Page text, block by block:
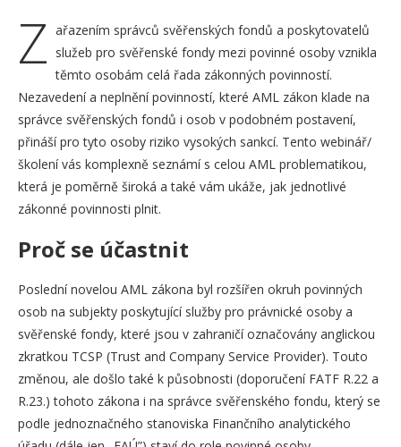
Z ařazením správců svěřenských fondů a poskytovatelů
služeb pro svěřenské fondy mezi povinné osoby vznikla
těmto osobám celá řada zákonných povinností.
Nezavedení a neplnění povinností, které AML zákon klade na
správce svěřenských fondů i osob v podobném postavení,
přináší pro tyto osoby riziko vysokých sankcí. Tento webinář/
školení vás komplexně seznámí s celou AML problematikou,
která je poměrně široká a také vám ukáže, jak jednotlivé
zákonné povinnosti plnit.
Proč se účastnit
Poslední novelou AML zákona byl rozšířen okruh povinných
osob na subjekty poskytující služby pro právnické osoby a
svěřenské fondy, které jsou v zahraničí označovány anglickou
zkratkou TCSP (Trust and Company Service Provider). Touto
změnou, ale došlo také k působnosti (doporučení FATF R.22 a
R.23.) tohoto zákona i na správce svěřenského fondu, který se
podle jednoznačného stanoviska Finančního analytického